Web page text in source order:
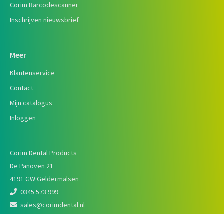
Corim Barcodescanner
Inschrijven nieuwsbrief
Meer
Klantenservice
Contact
Mijn catalogus
Inloggen
Corim Dental Products
De Panoven 21
4191 GW Geldermalsen
0345 573 999
sales@corimdental.nl